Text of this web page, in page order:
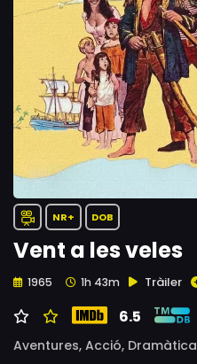
NR+ DOB
Vent a les veles
1965 1h 43m Tràiler
6.5
Aventures, Acció, Dramàtica